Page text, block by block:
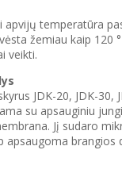
apvijų temperatūra
žemiau kaip 120
veikti.
JDK-20, JDK-30,
su apsauginiu
Jį sudaro
apsaugoma brangios